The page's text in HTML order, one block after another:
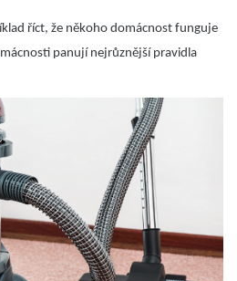
říct, že někoho domácnost funguje
panují nejrůznější pravidla